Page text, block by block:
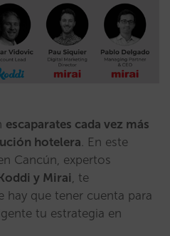
escaparates cada vez más
hotelera . En este
Cancún, expertos
y Mirai , te
que tener cuenta para
tu estrategia en